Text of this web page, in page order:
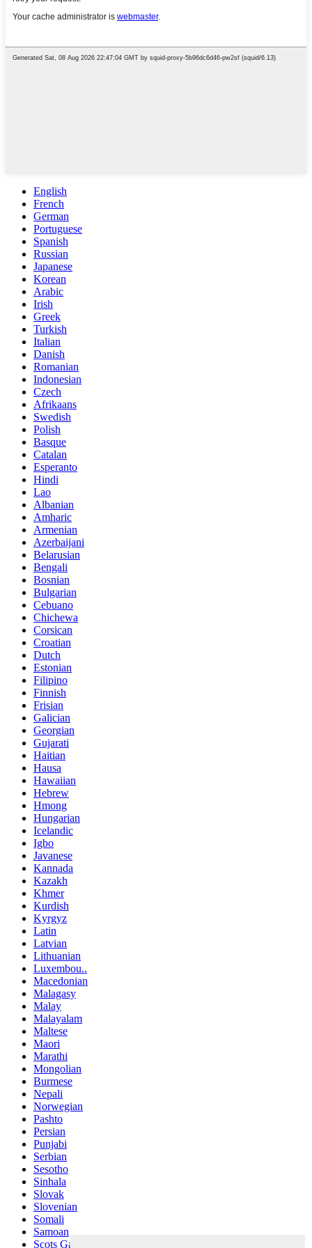
English
French
German
Portuguese
Spanish
Russian
Japanese
Korean
Arabic
Irish
Greek
Turkish
Italian
Danish
Romanian
Indonesian
Czech
Afrikaans
Swedish
Polish
Basque
Catalan
Esperanto
Hindi
Lao
Albanian
Amharic
Armenian
Azerbaijani
Belarusian
Bengali
Bosnian
Bulgarian
Cebuano
Chichewa
Corsican
Croatian
Dutch
Estonian
Filipino
Finnish
Frisian
Galician
Georgian
Gujarati
Haitian
Hausa
Hawaiian
Hebrew
Hmong
Hungarian
Icelandic
Igbo
Javanese
Kannada
Kazakh
Khmer
Kurdish
Kyrgyz
Latin
Latvian
Lithuanian
Luxembou..
Macedonian
Malagasy
Malay
Malayalam
Maltese
Maori
Marathi
Mongolian
Burmese
Nepali
Norwegian
Pashto
Persian
Punjabi
Serbian
Sesotho
Sinhala
Slovak
Slovenian
Somali
Samoan
Scots Gaelic